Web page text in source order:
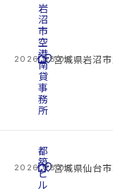
2026.08.08
cottage
岩
沼
市
空
港
南
貸
事
務
所
location_on宮城県岩沼
2026.08.08
cottage
都
築
ビ
ル
location_on宮城県仙台